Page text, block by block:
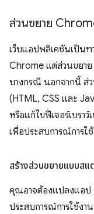
ส่วนขยาย
เว็บแอปพลิเคชันเป็น
Chrome แต่ส่วนขยาย
บางกรณี นอกจากนี้ ส่ว
(HTML, CSS และ
หรือแก้ไขฟีเจอร์เบรา
เพื่อประสบการณ์การใ
สร้างส่วนขยายแบบสแ
คุณอาจต้องแปลงแอป
ประสบการณ์การใช้ง